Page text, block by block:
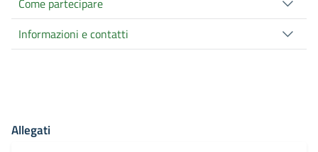
Informazioni e contatti
Allegati